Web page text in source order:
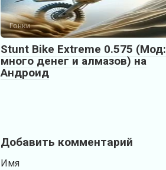
Гонки
Stunt Bike Extreme 0.575 (Мод:
много денег и алмазов) на
Андроид
Добавить комментарий
Имя